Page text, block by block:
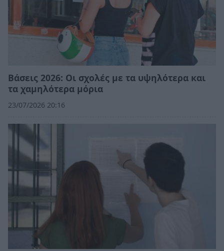
Βάσεις 2026: Οι σχολές με τα υψηλότερα και
τα χαμηλότερα μόρια
23/07/2026 20:16